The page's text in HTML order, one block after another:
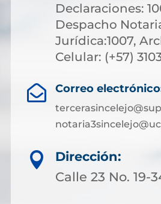
Declaraciones:
Despacho
Jurídica:1007,
Celular: (+57)
 Correo

Dirección:
Calle 23 No. 19-